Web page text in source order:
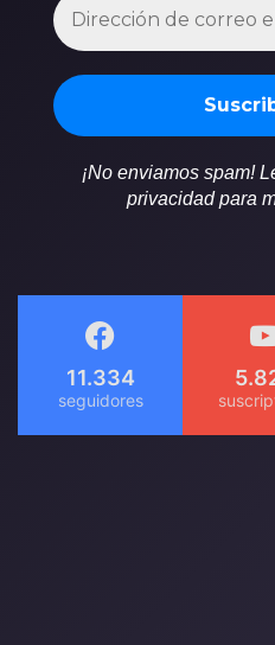
¡No enviamos spam!
privacidad para
11.334